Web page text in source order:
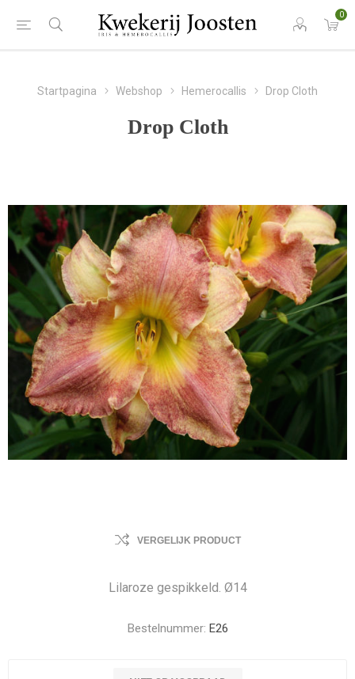
0
Startpagina Webshop Hemerocallis Drop Cloth
Drop Cloth
VERGELIJK PRODUCT
Lilaroze gespikkeld. Ø14
Bestelnummer: E26